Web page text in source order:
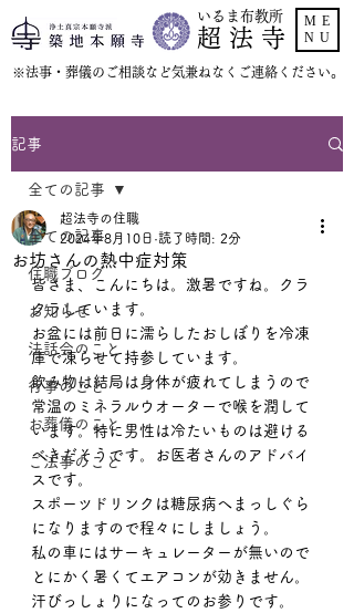
いるま布教所
超 法 寺
​※法事・葬儀のご相談など気兼ねなくご連絡ください。
ME
NU
記事
全ての記事
住職ブログ
お知らせ
法話会のこと
行事のこと
お葬儀のこと
ご法事のこと
全ての記事
お坊さんの熱中症対策
超法寺の住職
2024年8月10日 読了時間: 2分
皆さま、こんにちは。激暑ですね。クラ
クラしています。
お盆には前日に濡らしたおしぼりを冷凍
庫で凍らせて持参しています。
飲み物は結局は身体が疲れてしまうので
常温のミネラルウオーターで喉を潤して
います。特に男性は冷たいものは避ける
べきだそうです。お医者さんのアドバイ
スです。
スポーツドリンクは糖尿病へまっしぐら
になりますので程々にしましょう。
私の車にはサーキュレーターが無いので
とにかく暑くてエアコンが効きません。
汗びっしょりになってのお参りです。